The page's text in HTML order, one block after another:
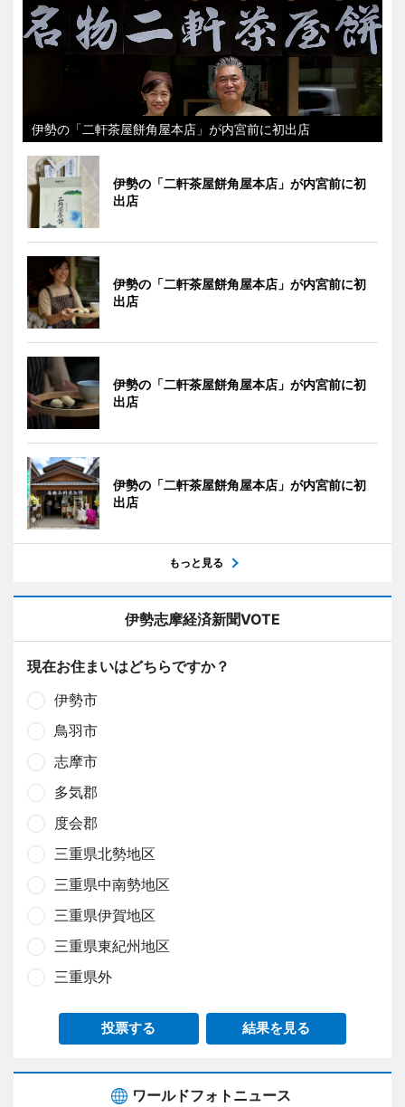
伊勢の「二軒茶屋餅角屋本店」が内宮前に初出店
伊勢の「二軒茶屋餅角屋本店」が内宮前に初
出店
伊勢の「二軒茶屋餅角屋本店」が内宮前に初
出店
伊勢の「二軒茶屋餅角屋本店」が内宮前に初
出店
伊勢の「二軒茶屋餅角屋本店」が内宮前に初
出店
もっと見る
伊勢志摩経済新聞VOTE
現在お住まいはどちらですか？
伊勢市
鳥羽市
志摩市
多気郡
度会郡
三重県北勢地区
三重県中南勢地区
三重県伊賀地区
三重県東紀州地区
三重県外
投票する 結果を見る
ワールドフォトニュース